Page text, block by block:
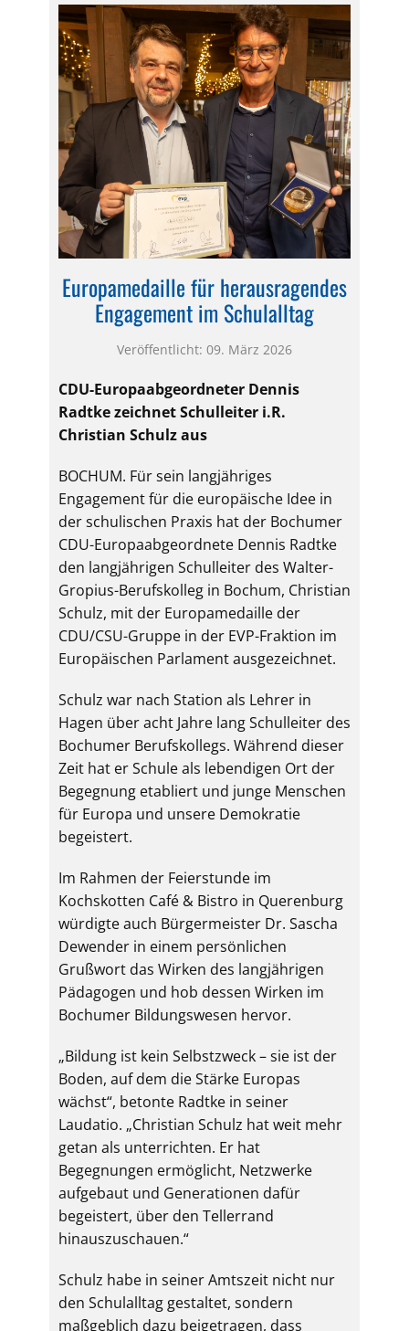
Europamedaille für herausragendes
Engagement im Schulalltag
Veröffentlicht: 09. März 2026
CDU-Europaabgeordneter Dennis
Radtke zeichnet Schulleiter i.R.
Christian Schulz aus
BOCHUM. Für sein langjähriges
Engagement für die europäische Idee in
der schulischen Praxis hat der Bochumer
CDU-Europaabgeordnete Dennis Radtke
den langjährigen Schulleiter des Walter-
Gropius-Berufskolleg in Bochum, Christian
Schulz, mit der Europamedaille der
CDU/CSU-Gruppe in der EVP-Fraktion im
Europäischen Parlament ausgezeichnet.
Schulz war nach Station als Lehrer in
Hagen über acht Jahre lang Schulleiter des
Bochumer Berufskollegs. Während dieser
Zeit hat er Schule als lebendigen Ort der
Begegnung etabliert und junge Menschen
für Europa und unsere Demokratie
begeistert.
Im Rahmen der Feierstunde im
Kochskotten Café & Bistro in Querenburg
würdigte auch Bürgermeister Dr. Sascha
Dewender in einem persönlichen
Grußwort das Wirken des langjährigen
Pädagogen und hob dessen Wirken im
Bochumer Bildungswesen hervor.
„Bildung ist kein Selbstzweck – sie ist der
Boden, auf dem die Stärke Europas
wächst“, betonte Radtke in seiner
Laudatio. „Christian Schulz hat weit mehr
getan als unterrichten. Er hat
Begegnungen ermöglicht, Netzwerke
aufgebaut und Generationen dafür
begeistert, über den Tellerrand
hinauszuschauen.“
Schulz habe in seiner Amtszeit nicht nur
den Schulalltag gestaltet, sondern
maßgeblich dazu beigetragen, dass